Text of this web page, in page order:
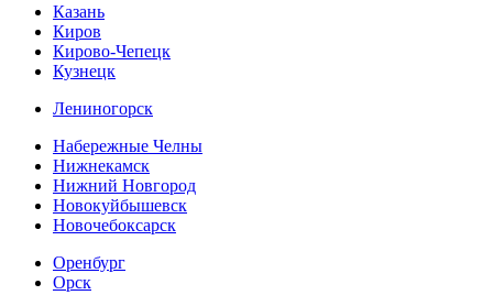
Казань
Киров
Кирово-Чепецк
Кузнецк
Лениногорск
Набережные Челны
Нижнекамск
Нижний Новгород
Новокуйбышевск
Новочебоксарск
Оренбург
Орск